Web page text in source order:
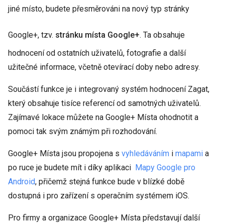
jiné místo, budete přesměrováni na nový typ stránky
Google+, tzv. stránku místa Google+. Ta obsahuje
hodnocení od ostatních uživatelů, fotografie a další
užitečné informace, včetně otevírací doby nebo adresy.
Součástí funkce je i integrovaný systém hodnocení Zagat,
který obsahuje tisíce referencí od samotných uživatelů.
Zajímavé lokace můžete na Google+ Místa ohodnotit a
pomoci tak svým známým při rozhodování.
Google+ Místa jsou propojena s vyhledáváním i mapami a
po ruce je budete mít i díky aplikaci Mapy Google pro
Android, přičemž stejná funkce bude v blízké době
dostupná i pro zařízení s operačním systémem iOS.
Pro firmy a organizace Google+ Místa představují další